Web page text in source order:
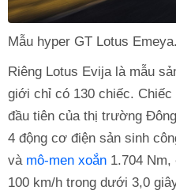
Mẫu hyper GT Lotus
Riêng Lotus Evija là mẫu
giới chỉ có 130 chiếc.
đầu tiên của thị trường
4 động cơ điện sản sinh
và mô-men xoắn 1.704
100 km/h trong dưới 3,0